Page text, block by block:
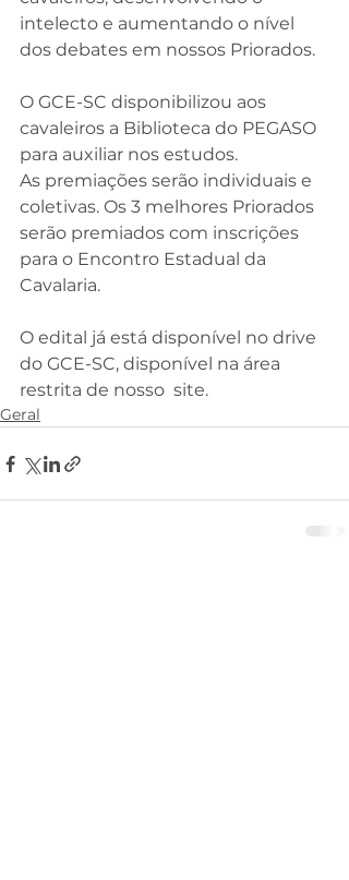
intelecto e aumentando o nível
dos debates em nossos Priorados.
O GCE-SC disponibilizou aos
cavaleiros a Biblioteca do PEGASO
para auxiliar nos estudos.
As premiações serão individuais e
coletivas. Os 3 melhores Priorados
serão premiados com inscrições
para o Encontro Estadual da
Cavalaria.
O edital já está disponível no drive
do GCE-SC, disponível na área
restrita de nosso  site.
Geral